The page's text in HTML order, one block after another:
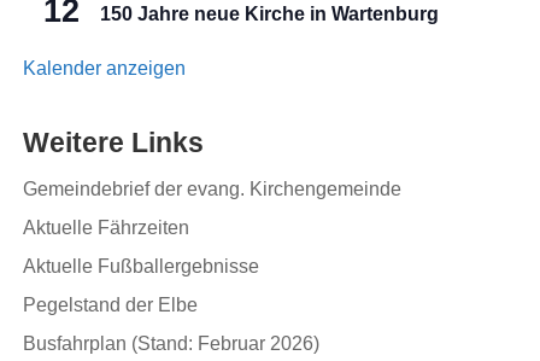
12 150 Jahre neue Kirche in Wartenburg
Kalender anzeigen
Weitere Links
Gemeindebrief der evang. Kirchengemeinde
Aktuelle Fährzeiten
Aktuelle Fußballergebnisse
Pegelstand der Elbe
Busfahrplan (Stand: Februar 2026)